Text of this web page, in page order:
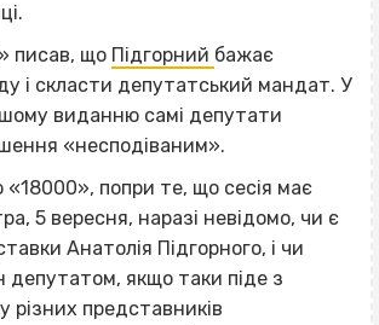
писав, що Підгорний бажає
і скласти депутатський мандат. У
виданню самі депутати
«несподіваним».
«18000», попри те, що сесія має
5 вересня, наразі невідомо, чи є
Анатолія Підгорного, і чи
депутатом, якщо таки піде з
різних представників